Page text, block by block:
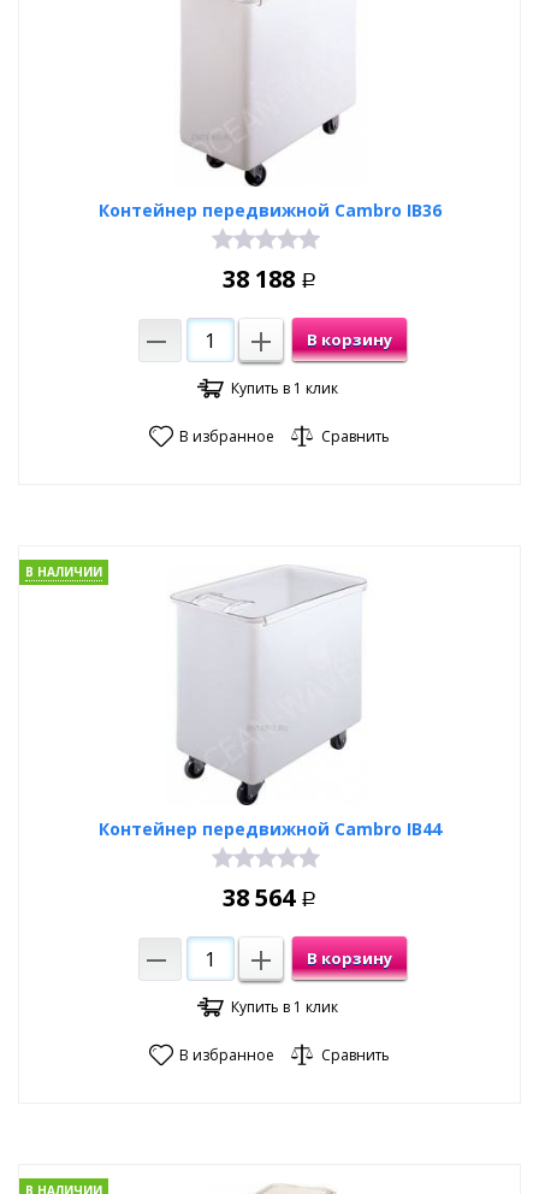
Контейнер передвижной Cambro IB36
38 188 Р
В корзину
Купить в 1 клик
В избранное Сравнить
Контейнер передвижной Cambro IB44
В НАЛИЧИИ
38 564 Р
В корзину
Купить в 1 клик
В избранное Сравнить
В НАЛИЧИИ